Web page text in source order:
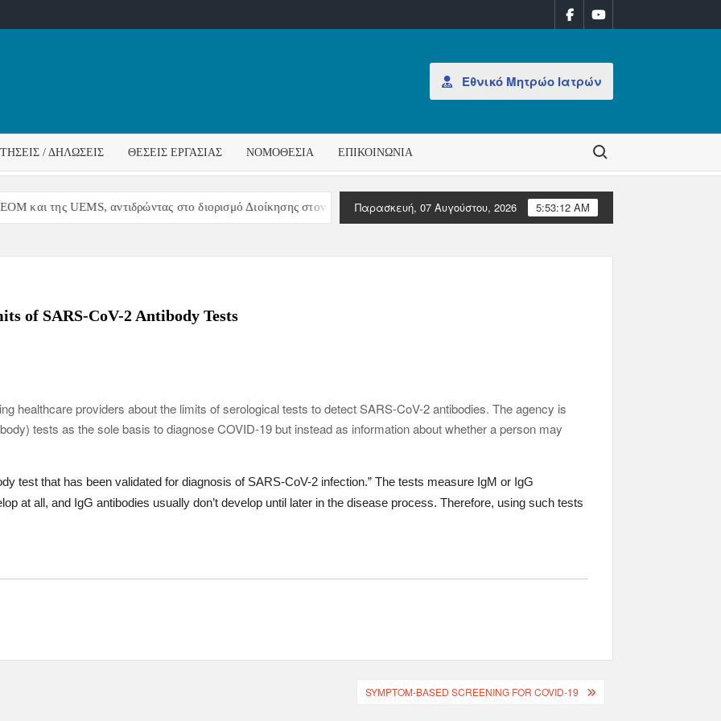
Εθνικό Μητρώο Ιατρών
/ ΔΗΛΏΣΕΙΣ ΘΈΣΕΙΣ ΕΡΓΑΣΊΑΣ ΝΟΜΟΘΕΣΊΑ ΕΠΙΚΟΙΝΩΝΊΑ Search for:
της UEMS, αντιδρώντας στο διορισμό Διοίκησης στον ΠΙΣ Επιστολές Ευρωπαϊκών Ιατρικών Οργανώσεων
Παρασκευή, 07 Αυγούστου, 2026 5:53:12 AM
of SARS-CoV-2 Antibody Tests
healthcare providers about the limits of serological tests to detect SARS-CoV-2 antibodies. The agency is
tests as the sole basis to diagnose COVID-19 but instead as information about whether a person may
test that has been validated for diagnosis of SARS-CoV-2 infection.” The tests measure IgM or IgG
at all, and IgG antibodies usually don’t develop until later in the disease process. Therefore, using such tests
SYMPTOM-BASED SCREENING FOR COVID-19